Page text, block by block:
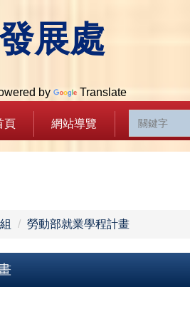
展處
by
Translate
頁 網站導覽
勞動部就業學程計畫